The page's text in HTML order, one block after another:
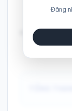
Đăng
Người đặt đơn: